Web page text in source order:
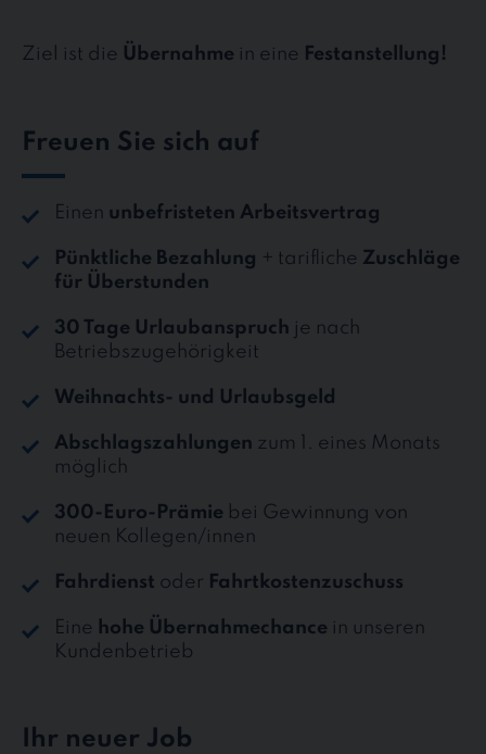
Ziel ist die Übernahme in eine Festanstellung!
Freuen Sie sich auf
Einen unbefristeten Arbeitsvertrag
Pünktliche Bezahlung + tarifliche Zuschläge
für Überstunden
30 Tage Urlaubanspruch je nach
Betriebszugehörigkeit
Weihnachts- und Urlaubsgeld
Abschlagszahlungen zum 1. eines Monats
möglich
300-Euro-Prämie bei Gewinnung von
neuen Kollegen/innen
Fahrdienst oder Fahrtkostenzuschuss
Eine hohe Übernahmechance in unseren
Kundenbetrieb
Ihr neuer Job